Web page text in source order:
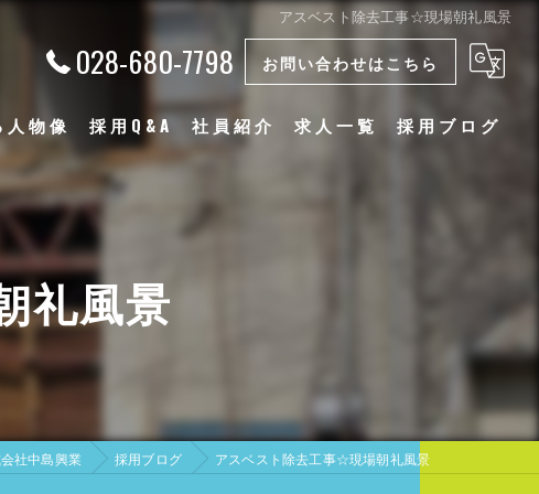
アスベスト除去工事☆現場朝礼風景
028-680-7798 お問い合わせはこちら
人物像 採用Q&A 社員紹介 求人一覧 採用ブログ
礼風景
社中島興業 採用ブログ アスベスト除去工事☆現場朝礼風景